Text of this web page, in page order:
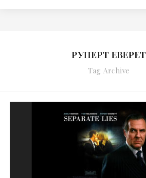
РУПЕРТ ЕВЕРЕТ
Tag Archive